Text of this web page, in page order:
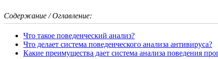
Содержание / Оглавление:
Что такое поведенческий анализ?
Что делает система поведенческого анализа антивируса?
Какие преимущества дает система анализа поведения